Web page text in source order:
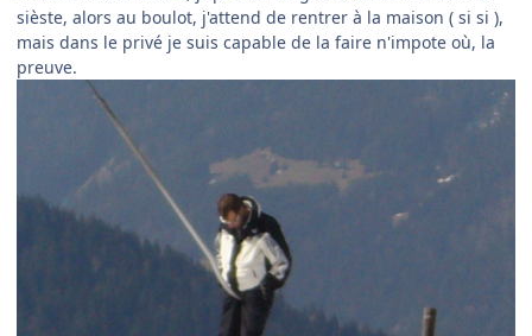
sièste, alors au boulot, j'attend de rentrer à la maison ( si si ),
mais dans le privé je suis capable de la faire n'impote où, la
preuve.